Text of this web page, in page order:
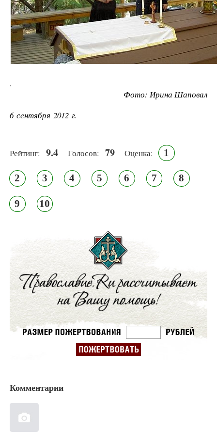
.
Фото: Ирина Шаповал
6 сентября 2012 г.
Рейтинг: 9.4 Голосов: 79 Оценка: 1
2 3 4 5 6 7 8
9 10
Комментарии